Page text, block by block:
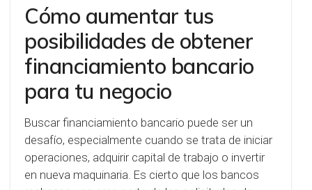
Cómo aumentar tus
posibilidades de obtener
financiamiento bancario
para tu negocio
Buscar financiamiento bancario puede ser un
desafío, especialmente cuando se trata de iniciar
operaciones, adquirir capital de trabajo o invertir
en nueva maquinaria. Es cierto que los bancos